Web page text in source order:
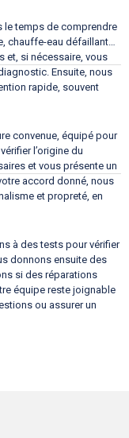
le temps de comprendre
chauffe-eau défaillant…
et, si nécessaire, vous
Ensuite, nous
rapide, souvent
convenue, équipé pour
l’origine du
et vous présente un
accord donné, nous
et propreté, en
à des tests pour vérifier
donnons ensuite des
si des réparations
équipe reste joignable
ou assurer un